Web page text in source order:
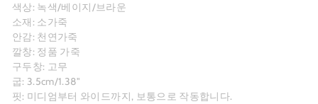
색상: 녹색/베이지/브라운
소재: 소가죽
안감: 천연가죽
깔창: 정품 가죽
구두창: 고무
굽: 3.5cm/1.38"
핏: 미디엄부터 와이드까지, 보통으로 작동합니다.